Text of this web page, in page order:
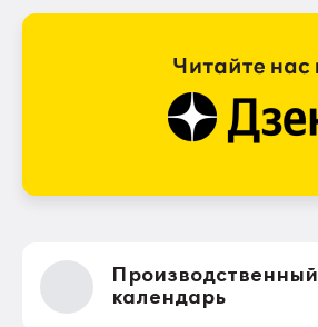
Производственный
календарь